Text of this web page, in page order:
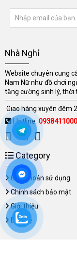
Nhà Nghỉ
Website chuyên cung
Nam Nữ như đồ chơi
tăng cường sinh lý, thời
Giao hàng xuyên đêm
Hotline: 0938411000
Category
Điều khoản sử dụng
Chính sách bảo mật
Giới thiệu
Liên hệ